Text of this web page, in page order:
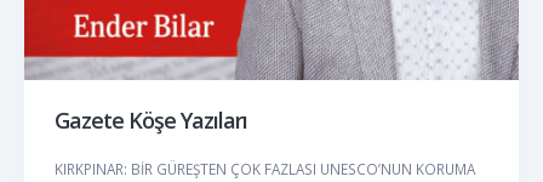
Gazete Köşe Yazıları
KIRKPINAR: BİR GÜREŞTEN ÇOK FAZLASI UNESCO’NUN KORUMA